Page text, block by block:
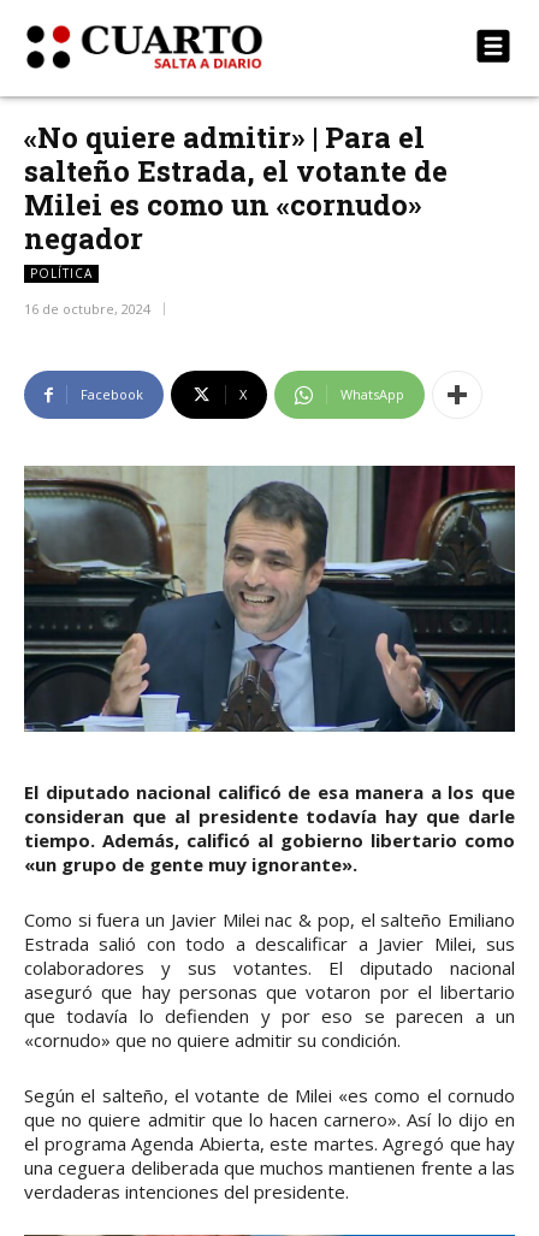
«No quiere admitir» | Para el
salteño Estrada, el votante de
Milei es como un «cornudo»
negador
POLÍTICA
16 de octubre, 2024
Facebook X WhatsApp
El diputado nacional calificó de esa manera a los que
consideran que al presidente todavía hay que darle
tiempo. Además, calificó al gobierno libertario como
«un grupo de gente muy ignorante».
Como si fuera un Javier Milei nac & pop, el salteño Emiliano
Estrada salió con todo a descalificar a Javier Milei, sus
colaboradores y sus votantes. El diputado nacional
aseguró que hay personas que votaron por el libertario
que todavía lo defienden y por eso se parecen a un
«cornudo» que no quiere admitir su condición.
Según el salteño, el votante de Milei «es como el cornudo
que no quiere admitir que lo hacen carnero». Así lo dijo en
el programa Agenda Abierta, este martes. Agregó que hay
una ceguera deliberada que muchos mantienen frente a las
verdaderas intenciones del presidente.